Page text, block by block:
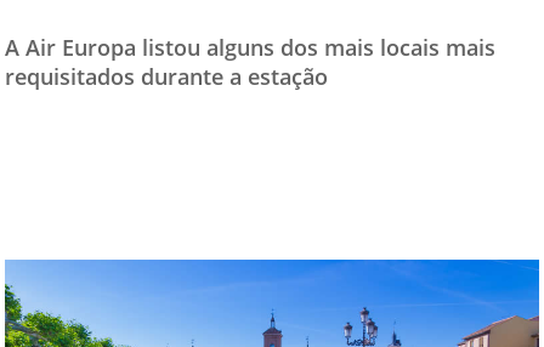
PARCEIROS
QUEM SOMOS - EQUIPE
A Air Europa listou alguns dos mais locais mais
requisitados durante a estação